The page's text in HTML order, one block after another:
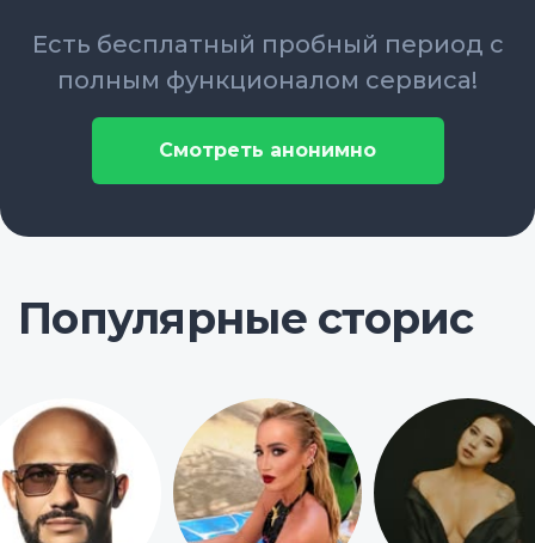
Есть бесплатный пробный период с
полным функционалом сервиса!
Смотреть анонимно
Популярные сторис